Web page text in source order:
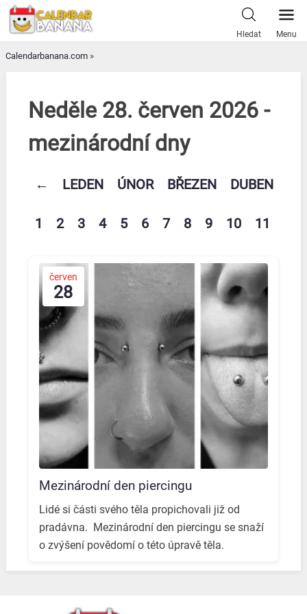
Skip
Hledat Menu
Calendarbanana.com »
Neděle 28. červen 2026 -
mezinárodní dny
← LEDEN ÚNOR BŘEZEN DUBEN
1 2 3 4 5 6 7 8 9 10 11
červen
28
Mezinárodní den piercingu
Lidé si části svého těla propichovali již od
pradávna. ️ Mezinárodní den piercingu se snaží
o zvýšení povědomí o této úpravě těla. ️